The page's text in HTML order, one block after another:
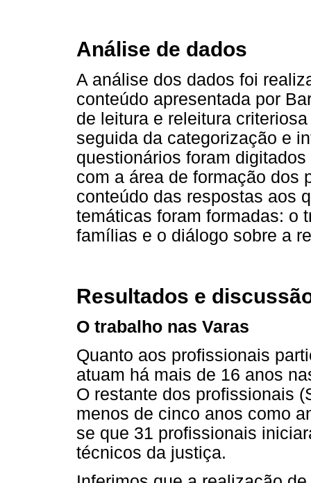
Análise de dados
A análise dos dados foi
conteúdo apresentada por
de leitura e releitura
seguida da categorização e
questionários foram
com a área de formação dos
conteúdo das respostas aos
temáticas foram formadas: o
famílias e o diálogo sobre a
Resultados e
O trabalho nas Varas
Quanto aos profissionais
atuam há mais de 16 anos
O restante dos profissionais
menos de cinco anos como
se que 31 profissionais
técnicos da justiça.